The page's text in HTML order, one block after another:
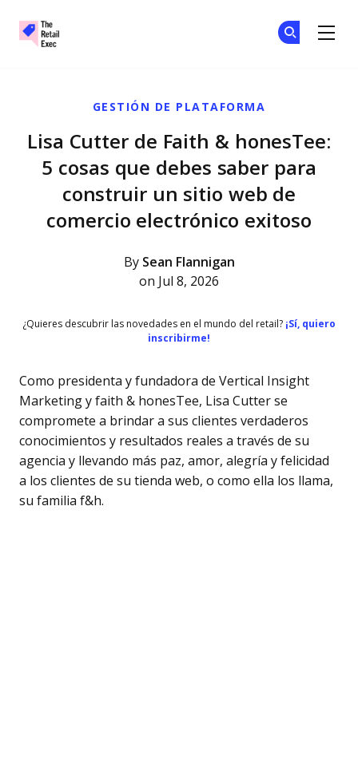
GESTIÓN DE PLATAFORMA
Lisa Cutter de Faith & honesTee:
5 cosas que debes saber para
construir un sitio web de
comercio electrónico exitoso
By Sean Flannigan
on Jul 8, 2026
¿Quieres descubrir las novedades en el mundo del retail? ¡Sí, quiero
inscribirme!
Como presidenta y fundadora de Vertical Insight
Marketing y faith & honesTee, Lisa Cutter se
compromete a brindar a sus clientes verdaderos
conocimientos y resultados reales a través de su
agencia y llevando más paz, amor, alegría y felicidad
a los clientes de su tienda web, o como ella los llama,
su familia f&h.